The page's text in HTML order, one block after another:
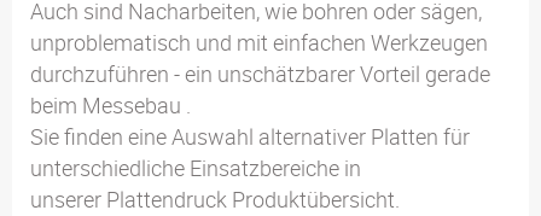
Auch sind Nacharbeiten, wie bohren oder sägen,
unproblematisch und mit einfachen Werkzeugen
durchzuführen - ein unschätzbarer Vorteil gerade
beim Messebau .
Sie finden eine Auswahl alternativer Platten für
unterschiedliche Einsatzbereiche in
unserer Plattendruck Produktübersicht.